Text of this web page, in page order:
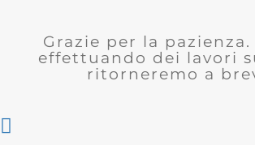
Grazie per la
effettuando dei lavori
ritorneremo a